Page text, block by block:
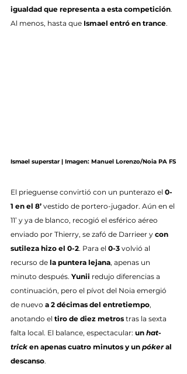
igualdad que representa a esta competición.
Al menos, hasta que Ismael entró en trance.
Ismael superstar | Imagen: Manuel Lorenzo/Noia PA FS
El prieguense convirtió con un punterazo el 0-
1 en el 8’ vestido de portero-jugador. Aún en el
11’ y ya de blanco, recogió el esférico aéreo
enviado por Thierry, se zafó de Darrieer y con
sutileza hizo el 0-2. Para el 0-3 volvió al
recurso de la puntera lejana, apenas un
minuto después. Yunii redujo diferencias a
continuación, pero el pívot del Noia emergió
de nuevo a 2 décimas del entretiempo,
anotando el tiro de diez metros tras la sexta
falta local. El balance, espectacular: un hat-
trick en apenas cuatro minutos y un póker al
descanso.